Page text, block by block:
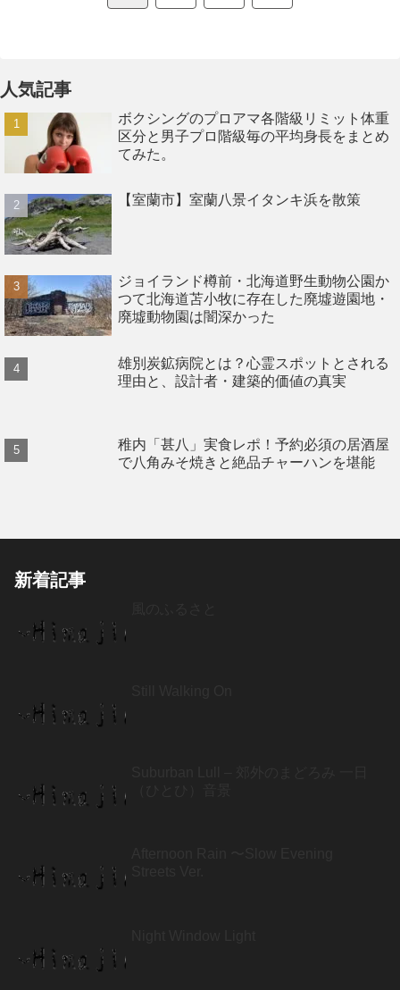
人気記事
ボクシングのプロアマ各階級リミット体重
区分と男子プロ階級毎の平均身長をまとめ
てみた。
【室蘭市】室蘭八景イタンキ浜を散策
ジョイランド樽前・北海道野生動物公園か
つて北海道苫小牧に存在した廃墟遊園地・
廃墟動物園は闇深かった
雄別炭鉱病院とは？心霊スポットとされる
理由と、設計者・建築的価値の真実
稚内「甚八」実食レポ！予約必須の居酒屋
で八角みそ焼きと絶品チャーハンを堪能
新着記事